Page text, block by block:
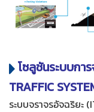
โซลูชันระบบกา
TRAFFIC
ระบบจราจรอัจฉริยะ